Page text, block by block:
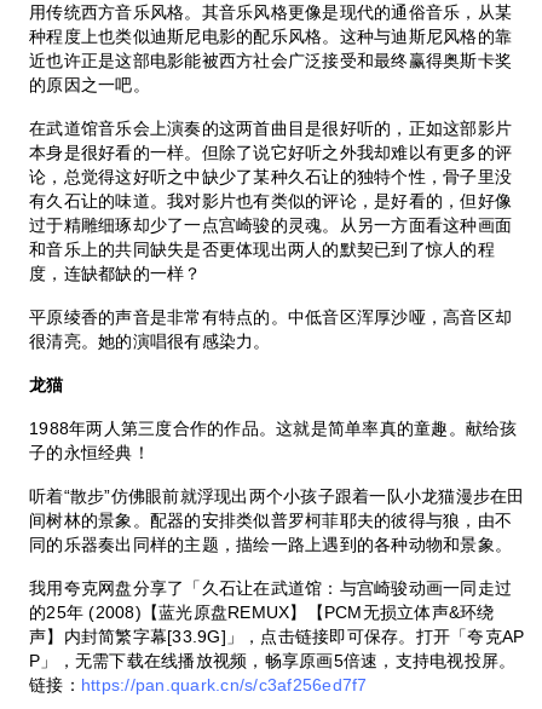
用传统西方音乐风格。其音乐风格更像是现代的通俗音乐，从某
种程度上也类似迪斯尼电影的配乐风格。这种与迪斯尼风格的靠
近也许正是这部电影能被西方社会广泛接受和最终赢得奥斯卡奖
的原因之一吧。
在武道馆音乐会上演奏的这两首曲目是很好听的，正如这部影片
本身是很好看的一样。但除了说它好听之外我却难以有更多的评
论，总觉得这好听之中缺少了某种久石让的独特个性，骨子里没
有久石让的味道。我对影片也有类似的评论，是好看的，但好像
过于精雕细琢却少了一点宫崎骏的灵魂。从另一方面看这种画面
和音乐上的共同缺失是否更体现出两人的默契已到了惊人的程
度，连缺都缺的一样？
平原绫香的声音是非常有特点的。中低音区浑厚沙哑，高音区却
很清亮。她的演唱很有感染力。
龙猫
1988年两人第三度合作的作品。这就是简单率真的童趣。献给孩
子的永恒经典！
听着“散步”仿佛眼前就浮现出两个小孩子跟着一队小龙猫漫步在田
间树林的景象。配器的安排类似普罗柯菲耶夫的彼得与狼，由不
同的乐器奏出同样的主题，描绘一路上遇到的各种动物和景象。
我用夸克网盘分享了「久石让在武道馆：与宫崎骏动画一同走过
的25年 (2008)【蓝光原盘REMUX】【PCM无损立体声&环绕
声】内封简繁字幕[33.9G]」，点击链接即可保存。打开「夸克AP
P」，无需下载在线播放视频，畅享原画5倍速，支持电视投屏。
链接： https://pan.quark.cn/s/c3af256ed7f7